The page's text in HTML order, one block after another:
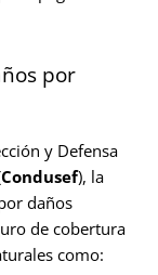
por
y Defensa
Condusef), la
daños
de cobertura
como: